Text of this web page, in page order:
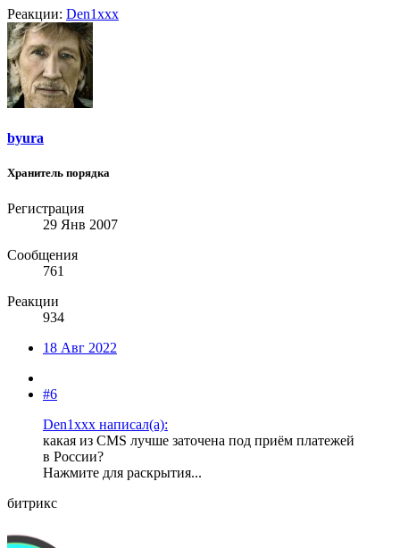
Реакции: Den1xxx
byura
Хранитель порядка
Регистрация
29 Янв 2007
Сообщения
761
Реакции
934
18 Авг 2022
#6
Den1xxx написал(а):
какая из CMS лучше заточена под приём платежей
в России?
Нажмите для раскрытия...
битрикс